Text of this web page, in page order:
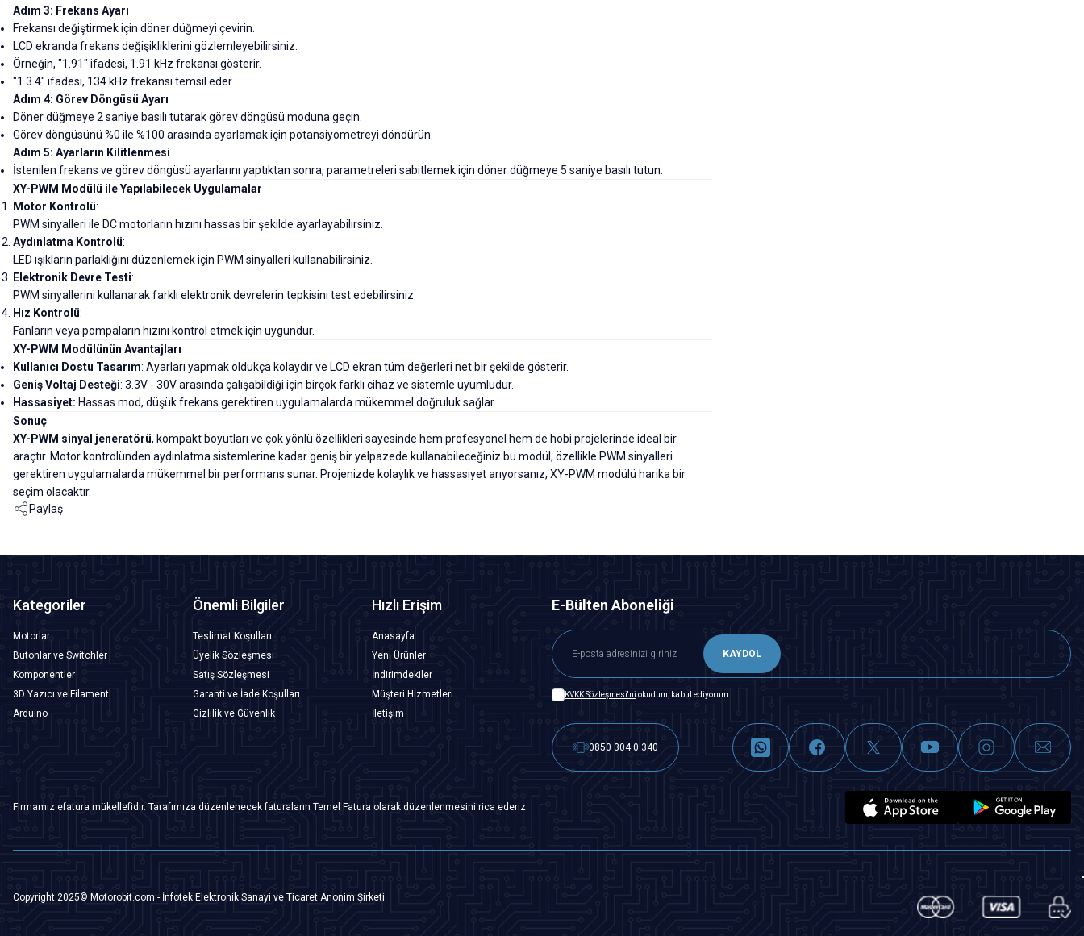
Adım 3: Frekans Ayarı
Frekansı değiştirmek için döner düğmeyi çevirin.
LCD ekranda frekans değişikliklerini gözlemleyebilirsiniz:
Örneğin, "1.91" ifadesi, 1.91 kHz frekansı gösterir.
"1.3.4" ifadesi, 134 kHz frekansı temsil eder.
Adım 4: Görev Döngüsü Ayarı
Döner düğmeye 2 saniye basılı tutarak görev döngüsü moduna geçin.
Görev döngüsünü %0 ile %100 arasında ayarlamak için potansiyometreyi döndürün.
Adım 5: Ayarların Kilitlenmesi
İstenilen frekans ve görev döngüsü ayarlarını yaptıktan sonra, parametreleri sabitlemek için döner düğmeye 5 saniye basılı tutun.
XY-PWM Modülü ile Yapılabilecek Uygulamalar
Motor Kontrolü:
PWM sinyalleri ile DC motorların hızını hassas bir şekilde ayarlayabilirsiniz.
Aydınlatma Kontrolü:
LED ışıkların parlaklığını düzenlemek için PWM sinyalleri kullanabilirsiniz.
Elektronik Devre Testi:
PWM sinyallerini kullanarak farklı elektronik devrelerin tepkisini test edebilirsiniz.
Hız Kontrolü:
Fanların veya pompaların hızını kontrol etmek için uygundur.
XY-PWM Modülünün Avantajları
Kullanıcı Dostu Tasarım: Ayarları yapmak oldukça kolaydır ve LCD ekran tüm değerleri net bir şekilde gösterir.
Geniş Voltaj Desteği: 3.3V - 30V arasında çalışabildiği için birçok farklı cihaz ve sistemle uyumludur.
Hassasiyet: Hassas mod, düşük frekans gerektiren uygulamalarda mükemmel doğruluk sağlar.
Sonuç
XY-PWM sinyal jeneratörü, kompakt boyutları ve çok yönlü özellikleri sayesinde hem profesyonel hem de hobi projelerinde ideal bir
araçtır. Motor kontrolünden aydınlatma sistemlerine kadar geniş bir yelpazede kullanabileceğiniz bu modül, özellikle PWM sinyalleri
gerektiren uygulamalarda mükemmel bir performans sunar. Projenizde kolaylık ve hassasiyet arıyorsanız, XY-PWM modülü harika bir
seçim olacaktır.
Paylaş
Kategoriler
Motorlar
Butonlar ve Switchler
Komponentler
3D Yazıcı ve Filament
Arduino
Önemli Bilgiler
Teslimat Koşulları
Üyelik Sözleşmesi
Satış Sözleşmesi
Garanti ve İade Koşulları
Gizlilik ve Güvenlik
Hızlı Erişim
Anasayfa
Yeni Ürünler
İndirimdekiler
Müşteri Hizmetleri
İletişim
E-Bülten Aboneliği
KAYDOL
KVKK Sözleşmesi'ni okudum, kabul ediyorum.
0850 304 0 340
Firmamız efatura mükellefidir. Tarafımıza düzenlenecek faturaların Temel Fatura olarak düzenlenmesini rica ederiz.
Copyright 2025© Motorobit.com - İnfotek Elektronik Sanayi ve Ticaret Anonim Şirketi